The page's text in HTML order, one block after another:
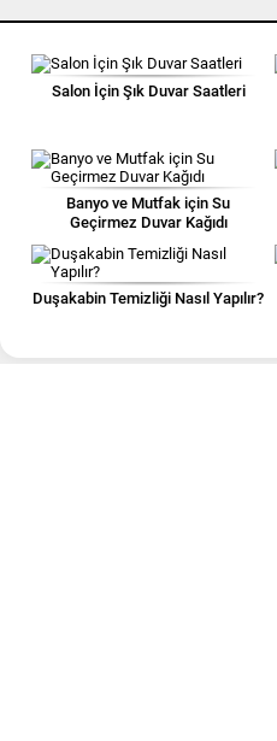
Salon İçin Şık Duvar Saatleri
Banyo ve Mutfak için Su
Geçirmez Duvar Kağıdı
Duşakabin Temizliği Nasıl Yapılır?